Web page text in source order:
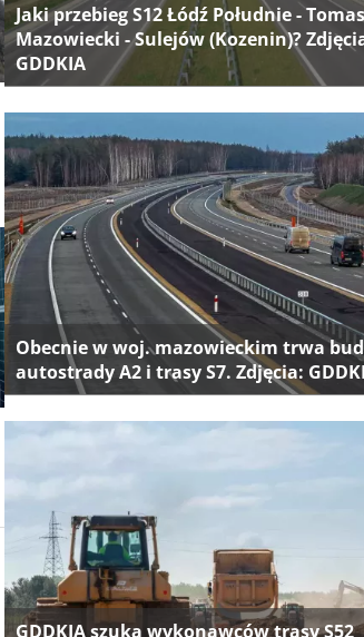
Jaki przebieg S12 Łódź Południe -
Mazowiecki - Sulejów (Kozenin)?
GDDKIA
Obecnie w woj. mazowieckim trwa
autostrady A2 i trasy S7. Zdjęcia:
GDDKIA szuka wykonawców trasy S52